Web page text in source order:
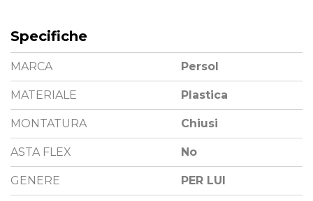
Specifiche
MARCA Persol
MATERIALE Plastica
MONTATURA Chiusi
ASTA FLEX No
GENERE PER LUI